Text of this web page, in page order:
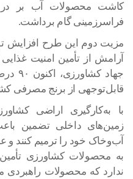
کاشت محصولات آب بر
فراسرزمینی گام برداشت.
مزیت دوم این طرح افزایش
آرامش از تأمین امنیت
قابل‌توجهی از برنج مصرفی
با به‌کارگیری اراضی
زمین‌های داخلی تضمین
آب‌وخاک خود را ترمیم کنند و
به محصولات کشاورزی
ندارد که محصولات راهبردی